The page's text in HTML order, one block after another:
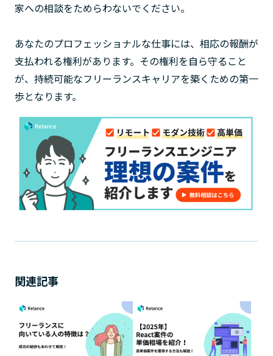
家への相談をためらわないでください。
あなたのプロフェッショナルな仕事には、相応の報酬が
支払われる権利があります。その権利を自ら守ること
が、持続可能なフリーランスキャリアを築くための第一
歩となります。
関連記事